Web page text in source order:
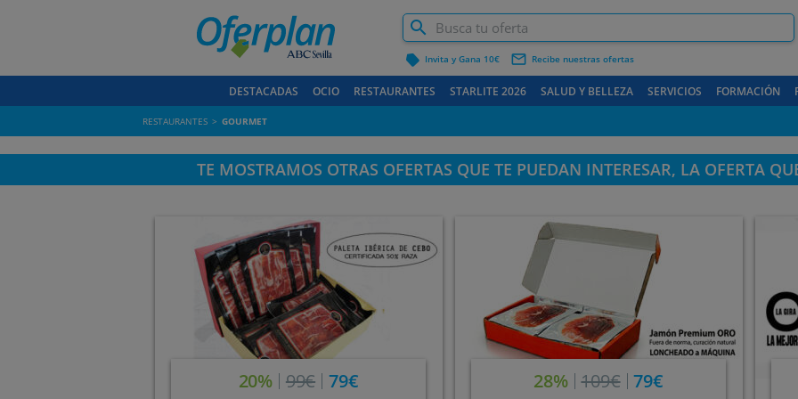
label Invita y Gana 10€ mail_outline Recibe nuestras ofertas
DESTACADAS OCIO RESTAURANTES STARLITE 2026 SALUD Y BELLEZA SERVICIOS FORMACIÓN
RESTAURANTES GOURMET
TE MOSTRAMOS OTRAS OFERTAS QUE TE PUEDAN INTERESAR, LA OFERTA
20% 99€ 79€ 28% 109€ 79€